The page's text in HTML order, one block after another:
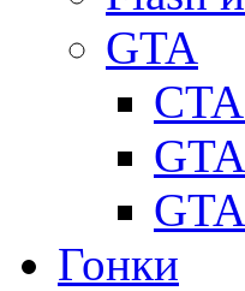
GTA
Гонки